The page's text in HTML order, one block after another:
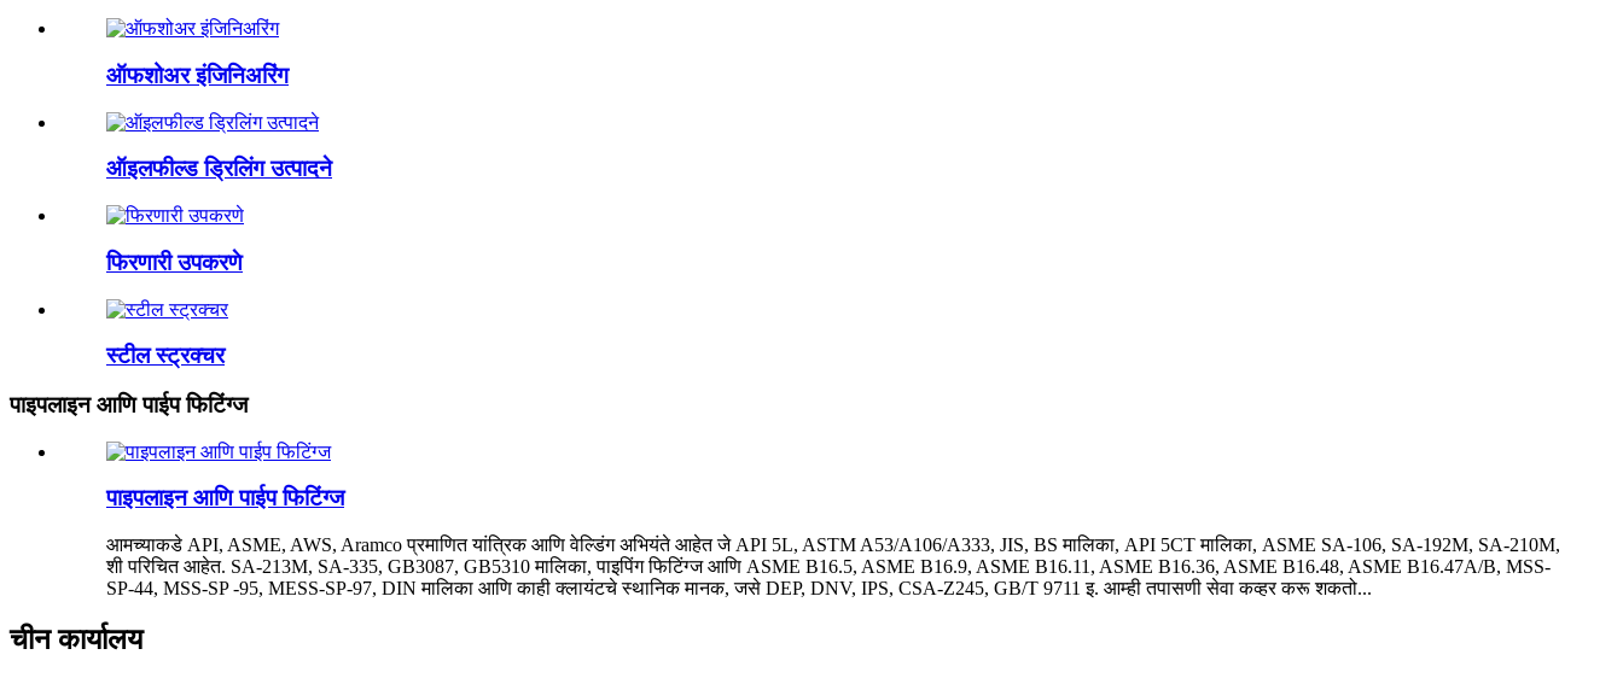
ऑफशोअर इंजिनिअरिंग
ऑइलफील्ड ड्रिलिंग उत्पादने
फिरणारी उपकरणे
स्टील स्ट्रक्चर
पाइपलाइन आणि पाईप फिटिंग्ज
पाइपलाइन आणि पाईप फिटिंग्ज
आमच्याकडे API, ASME, AWS, Aramco प्रमाणित यांत्रिक आणि वेल्डिंग अभियंते आहेत जे API 5L, ASTM A53/A106/A333, JIS, BS मालिका, API 5CT मालिका, ASME SA-106, SA-192M, SA-210M,
शी परिचित आहेत. SA-213M, SA-335, GB3087, GB5310 मालिका, पाइपिंग फिटिंग्ज आणि ASME B16.5, ASME B16.9, ASME B16.11, ASME B16.36, ASME B16.48, ASME B16.47A/B, MSS-
SP-44, MSS-SP -95, MESS-SP-97, DIN मालिका आणि काही क्लायंटचे स्थानिक मानक, जसे DEP, DNV, IPS, CSA-Z245, GB/T 9711 इ. आम्ही तपासणी सेवा कव्हर करू शकतो...
चीन कार्यालय